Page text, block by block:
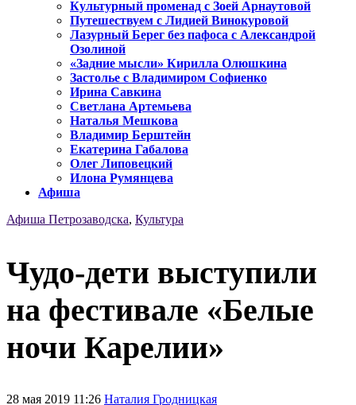
Культурный променад с Зоей Арнаутовой
Путешествуем с Лидией Винокуровой
Лазурный Берег без пафоса с Александрой
Озолиной
«Задние мысли» Кирилла Олюшкина
Застолье с Владимиром Софиенко
Ирина Савкина
Светлана Артемьева
Наталья Мешкова
Владимир Берштейн
Екатерина Габалова
Олег Липовецкий
Илона Румянцева
Афиша
Афиша Петрозаводска, Культура
Чудо-дети выступили
на фестивале «Белые
ночи Карелии»
28 мая 2019 11:26 Наталия Гродницкая